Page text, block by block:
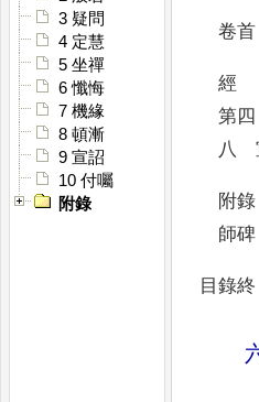
3 疑問
4 定慧
5 坐禪
6 懺悔
7 機緣
8 頓漸
9 宣詔
10 付囑
附錄
卷
經
第
八
附
師
目錄終